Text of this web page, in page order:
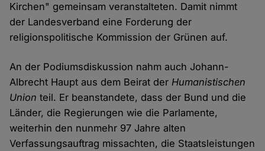
Kirchen" gemeinsam veranstalteten. Damit nimmt
der Landesverband eine Forderung der
religionspolitische Kommission der Grünen auf.
An der Podiumsdiskussion nahm auch Johann-
Albrecht Haupt aus dem Beirat derHumanistischen
Union teil. Er beanstandete, dass der Bund und die
Länder, die Regierungen wie die Parlamente,
weiterhin den nunmehr 97 Jahre alten
Verfassungsauftrag missachten, die Staatsleistungen